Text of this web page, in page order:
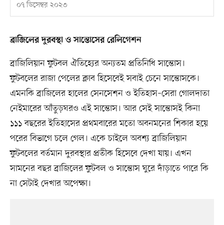
০৭ ডিসেম্বর ২০২৩
ব্রাজিলের দুরবস্থা ও সান্তোসের রেলিগেশন
ব্রাজিলিয়ান ফুটবল ঐতিহ্যের অন্যতম প্রতিনিধি সান্তোস।
ফুটবলের রাজা পেলের ক্লাব হিসেবেই সবাই চেনে সান্তোসকে।
এমনকি ব্রাজিলের হালের সেনসেশন ও ইতিহাস–সেরা গোলদাতা
নেইমারের আঁতুড়ঘরও এই সান্তোস। আর সেই সান্তোসই কিনা
১১১ বছরের ইতিহাসের প্রথমবারের মতো অবনমনের শিকার হয়ে
পরের বিভাগে চলে গেল। একে চাইলে অবশ্য ব্রাজিলিয়ান
ফুটবলের বর্তমান দুরবস্থার প্রতীক হিসেবে দেখা যায়। এখন
সামনের বছর ব্রাজিলের ফুটবল ও সান্তোস ঘুরে দাঁড়াতে পারে কি
না সেটাই দেখার অপেক্ষা।